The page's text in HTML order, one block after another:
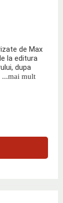
de Max
la editura
dupa
...mai mult